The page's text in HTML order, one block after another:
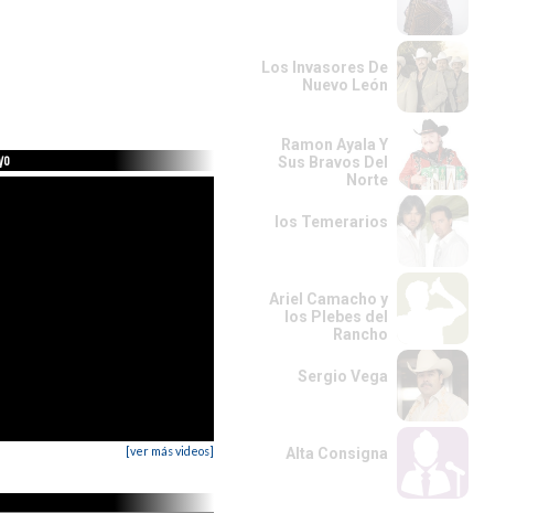
[ver más videos]
Los Invasores De
Nuevo León
Ramon Ayala Y
Sus Bravos Del
Norte
los Temerarios
Ariel Camacho y
los Plebes del
Rancho
Sergio Vega
Alta Consigna